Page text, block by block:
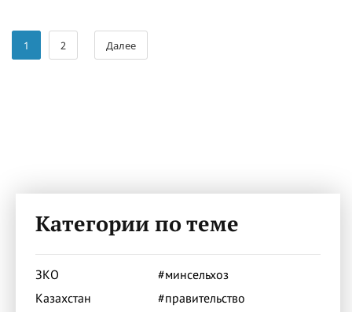
1 2 Далее
Категории по теме
ЗКО
Казахстан
#минсельхоз
#правительство